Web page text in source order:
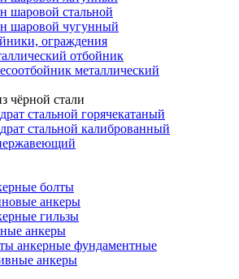
шаровой стальной
шаровой чугунный
ограждения
отбойник
металлический
чёрной стали
стальной горячекатаный
стальной калиброванный
болты
анкеры
гильзы
анкеры
анкерные фундаментные
анкеры